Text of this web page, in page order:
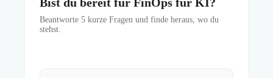
Beantworte 5 kurze Fragen und finde heraus, wo du
stehst.